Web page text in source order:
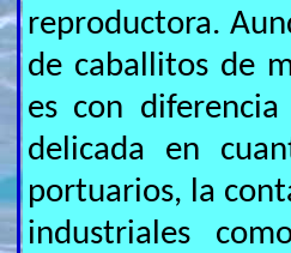
reproductora.
de caballitos de
es con
delicada en
portuarios, la
industriales